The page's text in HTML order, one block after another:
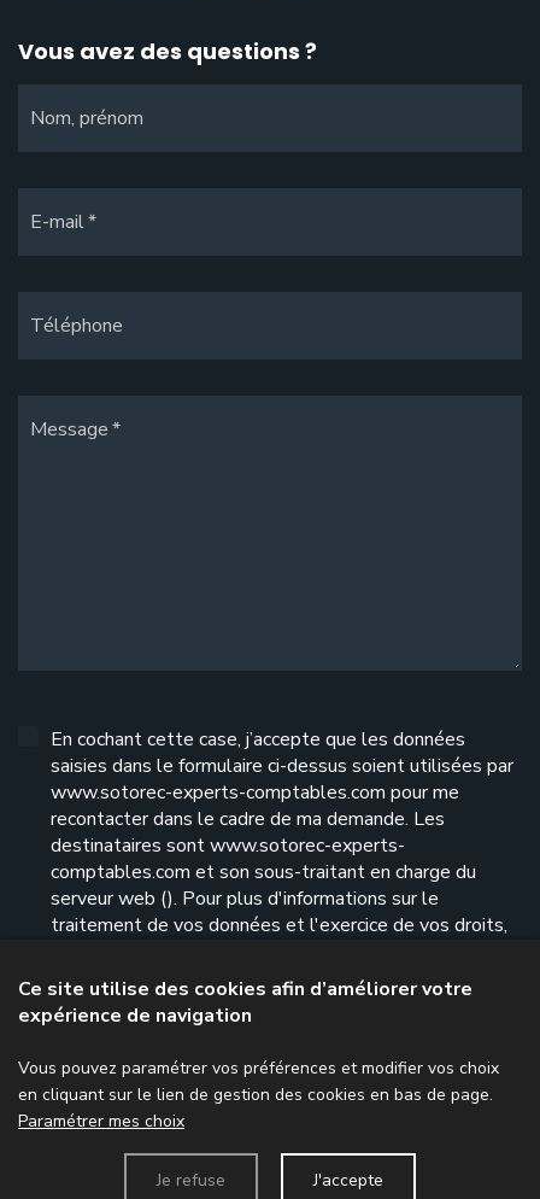
Vous avez des questions ?
Nom, prénom
E-mail
Téléphone
Message
En cochant cette case, j’accepte que les données
saisies dans le formulaire ci-dessus soient utilisées par
www.sotorec-experts-comptables.com pour me
recontacter dans le cadre de ma demande. Les
destinataires sont www.sotorec-experts-
comptables.com et son sous-traitant en charge du
serveur web (). Pour plus d'informations sur le
traitement de vos données et l'exercice de vos droits,
Envoyer le formulaire
Ce site utilise des cookies afin d’améliorer votre
expérience de navigation
Vous pouvez paramétrer vos préférences et modifier vos choix
en cliquant sur le lien de gestion des cookies en bas de page.
Paramétrer mes choix
Je refuse J'accepte